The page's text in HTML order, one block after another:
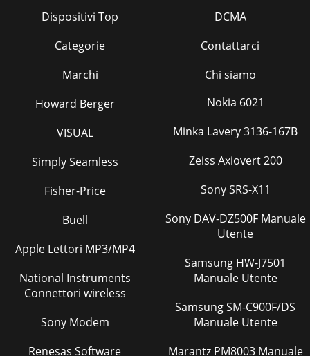
Dispositivi Top
Categorie
Marchi
DCMA
Contattarci
Chi siamo
Howard Berger
VISUAL
Simply Seamless
Fisher-Price
Buell
Apple Lettori MP3/MP4
National Instruments
Connettori wireless
Sony Modem
Renesas Software
Nokia 6021
Minka Lavery 3136-167B
Zeiss Axiovert 200
Sony SRS-X11
Sony DAV-DZ500F Manuale
Utente
Samsung HW-J7501
Manuale Utente
Samsung SM-C900F/DS
Manuale Utente
Marantz PM8003 Manuale